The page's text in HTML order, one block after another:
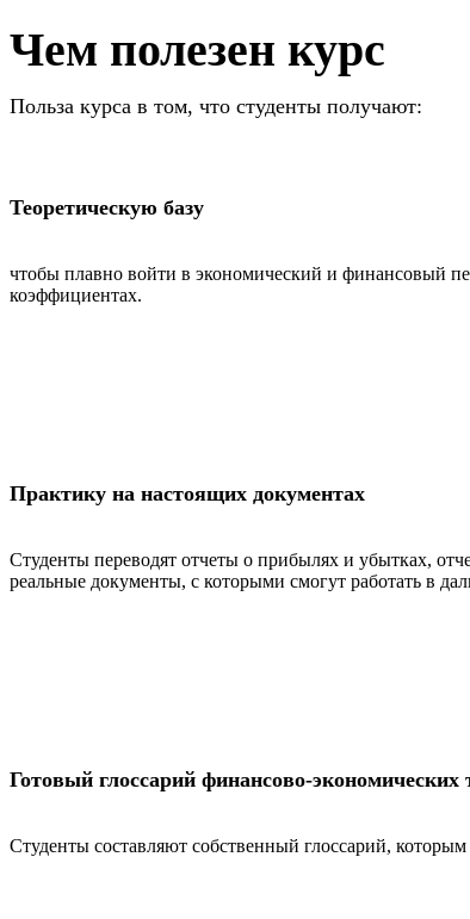
Чем полезен курс
Польза курса в том, что студенты получают:
Теоретическую базу
чтобы плавно войти в экономический и финансовый
коэффициентах.
Практику на настоящих документах
Студенты переводят отчеты о прибылях и убытках,
реальные документы, с которыми смогут работать в
Готовый глоссарий финансово-экономических
Студенты составляют собственный глоссарий,